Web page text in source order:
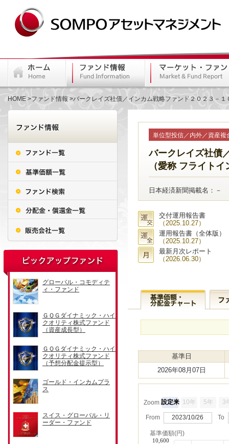
HOME ファンド情報 バークレイズ社債／インカム戦略ファンド２０２３－
単位型投信／内外／資産
バークレイズ社債
（愛称 フライト
日本経済新聞掲載名：－
交付運用報告書
（2025.10.27）
運用報告書（全体版）
（2025.10.27）
最新月次レポート
（2026.06.30）
基準日
2026年08月07日
Zoom 設定来 10年 5年 3
From 2023/10/26 To
基準価額(円)
10,600